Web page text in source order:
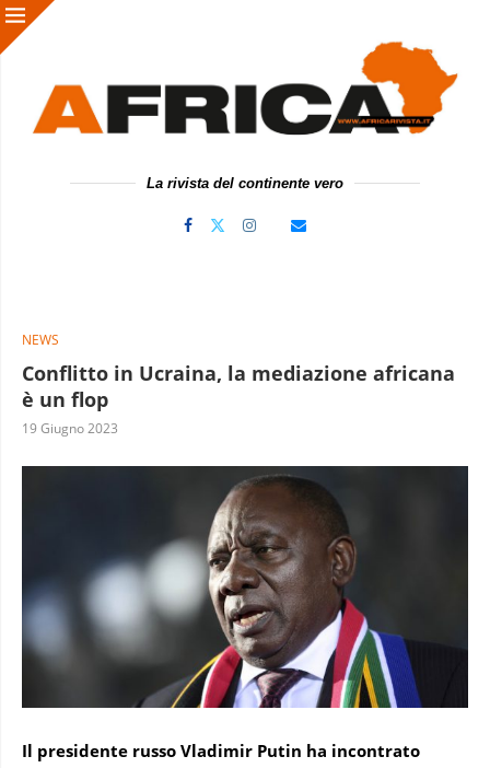
La rivista del continente vero
NEWS
Conflitto in Ucraina, la mediazione africana
è un flop
19 Giugno 2023
Il presidente russo Vladimir Putin ha incontrato